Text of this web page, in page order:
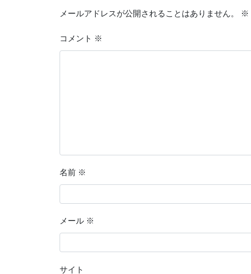
メールアドレスが公開されることはありません。 ※
コメント ※
名前 ※
メール ※
サイト